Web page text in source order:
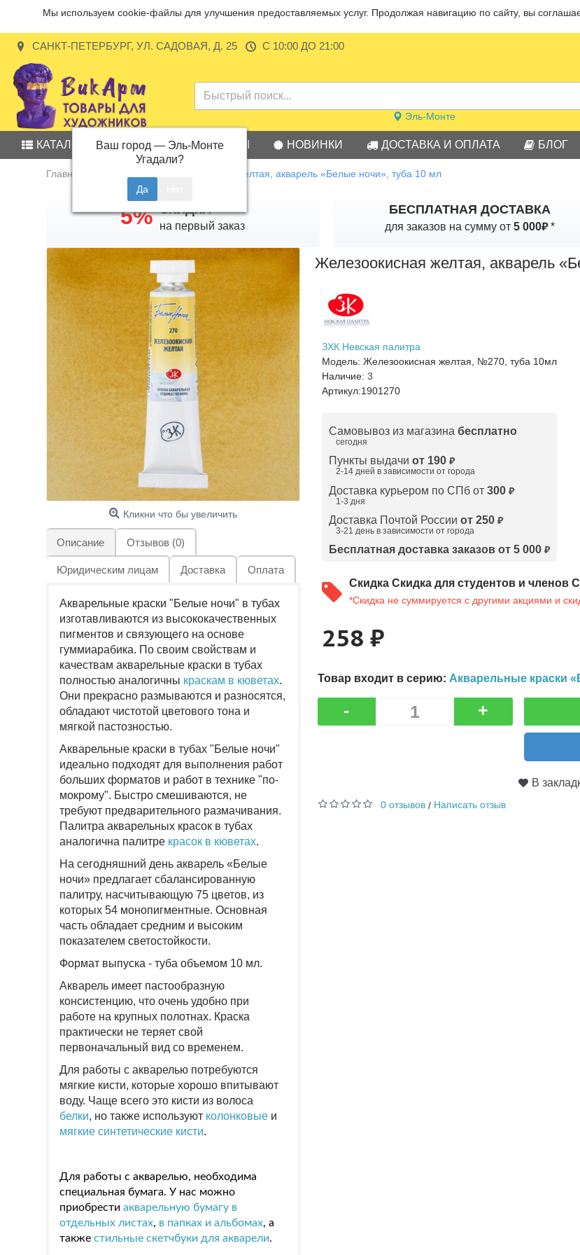
Мы используем cookie-файлы для улучшения предоставляемых услуг. Продолжая навигацию по сайту, вы
САНКТ-ПЕТЕРБУРГ, УЛ. САДОВАЯ, Д. 25 С 10:00 ДО 21:00
Эль-Монте
Ваш город — Эль-Монте
Угадали?
КАТАЛОГ АКЦИИ БРЕНДЫ НОВИНКИ ДОСТАВКА И ОПЛАТА БЛОГ
Главная Железоокисная желтая, акварель «Белые ночи», туба 10 мл
5% СКИДКА
на первый заказ
БЕСПЛАТНАЯ ДОСТАВКА
для заказов на сумму от5 000₽*
Кликни что бы увеличить
Описание Отзывов (0)
Юридическим лицам Доставка Оплата
Акварельные краски "Белые ночи" в тубах
изготавливаются из высококачественных
пигментов и связующего на основе
гуммиарабика. По своим свойствам и
качествам акварельные краски в тубах
полностью аналогичны краскам в кюветах.
Они прекрасно размываются и разносятся,
обладают чистотой цветового тона и
мягкой пастозностью.
Акварельные краски в тубах "Белые ночи"
идеально подходят для выполнения работ
больших форматов и работ в технике "по-
мокрому". Быстро смешиваются, не
требуют предварительного размачивания.
Палитра акварельных красок в тубах
аналогична палитре красок в кюветах.
На сегодняшний день акварель «Белые
ночи» предлагает сбалансированную
палитру, насчитывающую 75 цветов, из
которых 54 монопигментные. Основная
часть обладает средним и высоким
показателем светостойкости.
Формат выпуска - туба объемом 10 мл.
Акварель имеет пастообразную
консистенцию, что очень удобно при
работе на крупных полотнах. Краска
практически не теряет свой
первоначальный вид со временем.
Для работы с акварелью потребуются
мягкие кисти, которые хорошо впитывают
воду. Чаще всего это кисти из волоса
белки, но также используют колонковые и
мягкие синтетические кисти.
Для работы с акварелью, необходима
специальная бумага. У нас можно
приобрести акварельную бумагу в
отдельных листах, в папках и альбомах, а
также стильные скетчбуки для акварели.
Железоокисная желтая, акварель
ЗХК Невская палитра
Модель: Железоокисная желтая, №270, туба 10мл
Наличие: 3
Артикул:1901270
Самовывоз из магазина бесплатно
сегодня
Пункты выдачи от 190 ₽
2-14 дней в зависимости от города
Доставка курьером по СПб от 300 ₽
1-3 дня
Доставка Почтой России от 250 ₽
3-21 день в зависимости от города
Бесплатная доставка заказов от 5 000₽
Скидка Скидка для студентов и членов
*Скидка не суммируется с другими акциями и
258 ₽
Товар входит в серию: Акварельные краски
- +
В
0 отзывов/ Написать отзыв